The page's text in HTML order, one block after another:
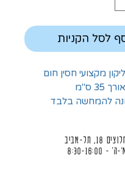
לסל הקניות
מקצועי חסין חום
אורך 35 ס"מ
להמחשה בלבד
18, תל-אביב
א'-ה' - 8:30-16:00